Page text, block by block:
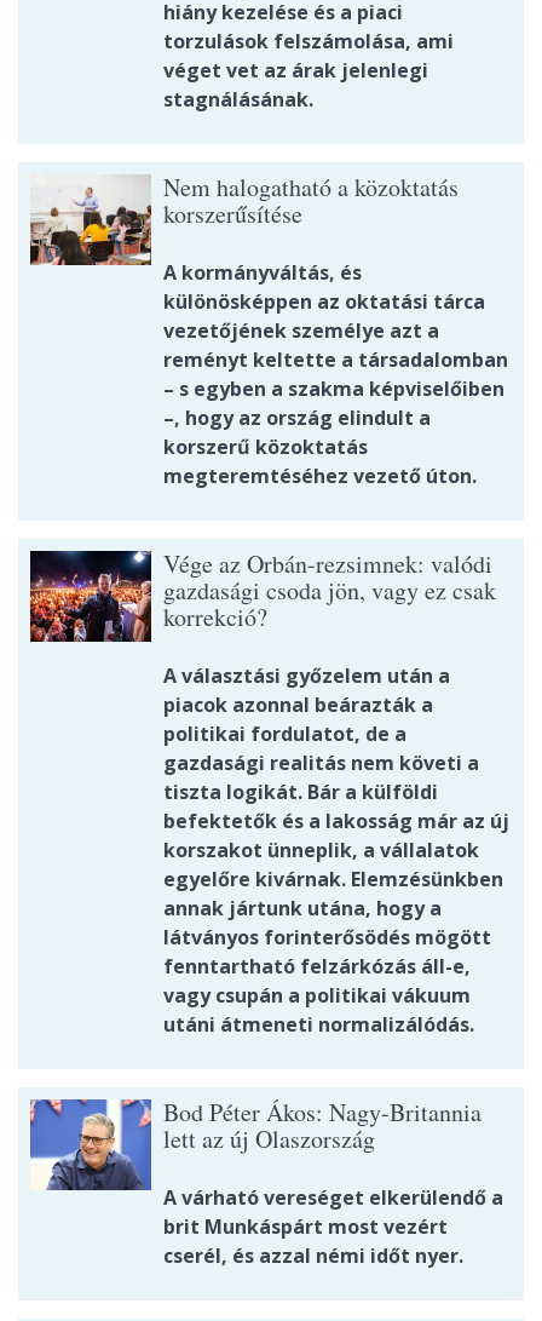
hiány kezelése és a piaci
torzulások felszámolása, ami
véget vet az árak jelenlegi
stagnálásának.
Nem halogatható a közoktatás
korszerűsítése
A kormányváltás, és
különösképpen az oktatási tárca
vezetőjének személye azt a
reményt keltette a társadalomban
– s egyben a szakma képviselőiben
–, hogy az ország elindult a
korszerű közoktatás
megteremtéséhez vezető úton.
Vége az Orbán-rezsimnek: valódi
gazdasági csoda jön, vagy ez csak
korrekció?
A választási győzelem után a
piacok azonnal beárazták a
politikai fordulatot, de a
gazdasági realitás nem követi a
tiszta logikát. Bár a külföldi
befektetők és a lakosság már az új
korszakot ünneplik, a vállalatok
egyelőre kivárnak. Elemzésünkben
annak jártunk utána, hogy a
látványos forinterősödés mögött
fenntartható felzárkózás áll-e,
vagy csupán a politikai vákuum
utáni átmeneti normalizálódás.
Bod Péter Ákos: Nagy-Britannia
lett az új Olaszország
A várható vereséget elkerülendő a
brit Munkáspárt most vezért
cserél, és azzal némi időt nyer.